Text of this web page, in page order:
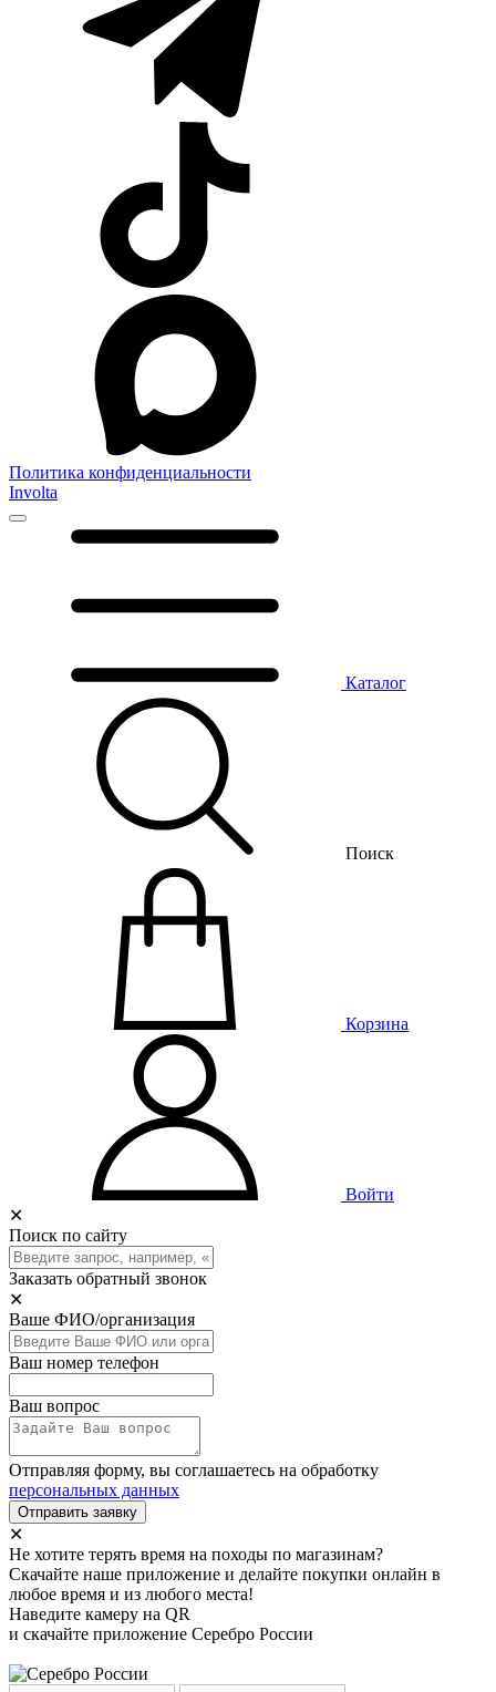
Политика конфиденциальности
Involta
Каталог
Поиск
Корзина
Войти
✕
Поиск по сайту
Заказать обратный звонок
✕
Ваше ФИО/организация
Ваш номер телефон
Ваш вопрос
Отправляя форму, вы соглашаетесь на обработку
персональных данных
Отправить заявку
✕
Не хотите терять время на походы по магазинам?
Скачайте наше приложение и делайте покупки онлайн в
любое время и из любого места!
Наведите камеру на QR
и скачайте приложение Серебро России